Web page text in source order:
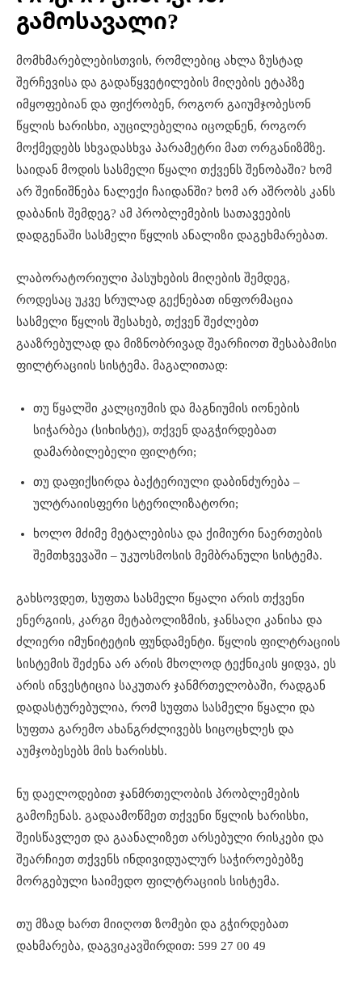
გამოსავალი?
მომხმარებლებისთვის, რომლებიც ახლა ზუსტად
შერჩევისა და გადაწყვეტილების მიღების ეტაპზე
იმყოფებიან და ფიქრობენ, როგორ გაიუმჯობესონ
წყლის ხარისხი, აუცილებელია იცოდნენ, როგორ
მოქმედებს სხვადასხვა პარამეტრი მათ ორგანიზმზე.
საიდან მოდის სასმელი წყალი თქვენს შენობაში? ხომ
არ შეინიშნება ნალექი ჩაიდანში? ხომ არ აშრობს კანს
დაბანის შემდეგ? ამ პრობლემების სათავეების
დადგენაში სასმელი წყლის ანალიზი დაგეხმარებათ.
ლაბორატორიული პასუხების მიღების შემდეგ,
როდესაც უკვე სრულად გექნებათ ინფორმაცია
სასმელი წყლის შესახებ, თქვენ შეძლებთ
გააზრებულად და მიზნობრივად შეარჩიოთ შესაბამისი
ფილტრაციის სისტემა. მაგალითად:
თუ წყალში კალციუმის და მაგნიუმის იონების
სიჭარბეა (სიხისტე), თქვენ დაგჭირდებათ
დამარბილებელი ფილტრი;
თუ დაფიქსირდა ბაქტერიული დაბინძურება –
ულტრაიისფერი სტერილიზატორი;
ხოლო მძიმე მეტალებისა და ქიმიური ნაერთების
შემთხვევაში – უკუოსმოსის მემბრანული სისტემა.
გახსოვდეთ, სუფთა სასმელი წყალი არის თქვენი
ენერგიის, კარგი მეტაბოლიზმის, ჯანსაღი კანისა და
ძლიერი იმუნიტეტის ფუნდამენტი. წყლის ფილტრაციის
სისტემის შეძენა არ არის მხოლოდ ტექნიკის ყიდვა, ეს
არის ინვესტიცია საკუთარ ჯანმრთელობაში, რადგან
დადასტურებულია, რომ სუფთა სასმელი წყალი და
სუფთა გარემო ახანგრძლივებს სიცოცხლეს და
აუმჯობესებს მის ხარისხს.
ნუ დაელოდებით ჯანმრთელობის პრობლემების
გამოჩენას. გადაამოწმეთ თქვენი წყლის ხარისხი,
შეისწავლეთ და გაანალიზეთ არსებული რისკები და
შეარჩიეთ თქვენს ინდივიდუალურ საჭიროებებზე
მორგებული საიმედო ფილტრაციის სისტემა.
თუ მზად ხართ მიიღოთ ზომები და გჭირდებათ
დახმარება, დაგვიკავშირდით: 599 27 00 49